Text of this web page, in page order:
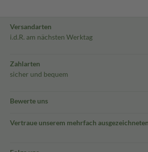
Versandarten
i.d.R. am nächsten Werktag
Zahlarten
sicher und bequem
Bewerte uns
Vertraue unserem mehrfach